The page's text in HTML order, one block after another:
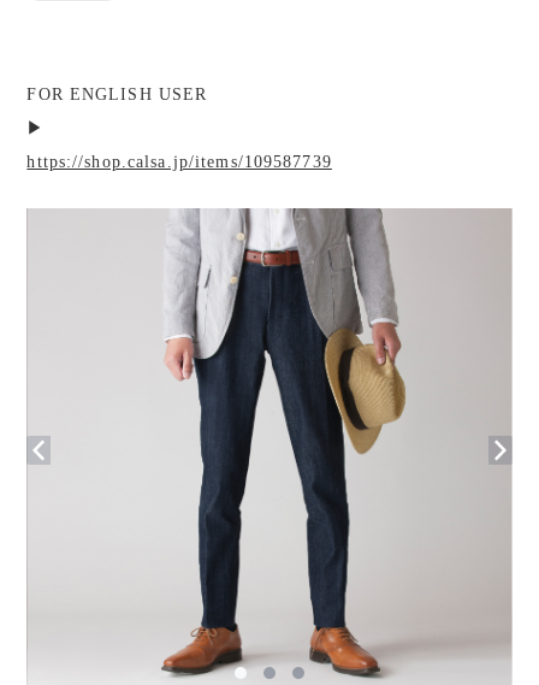
FOR ENGLISH USER
▶︎
https://shop.calsa.jp/items/109587739